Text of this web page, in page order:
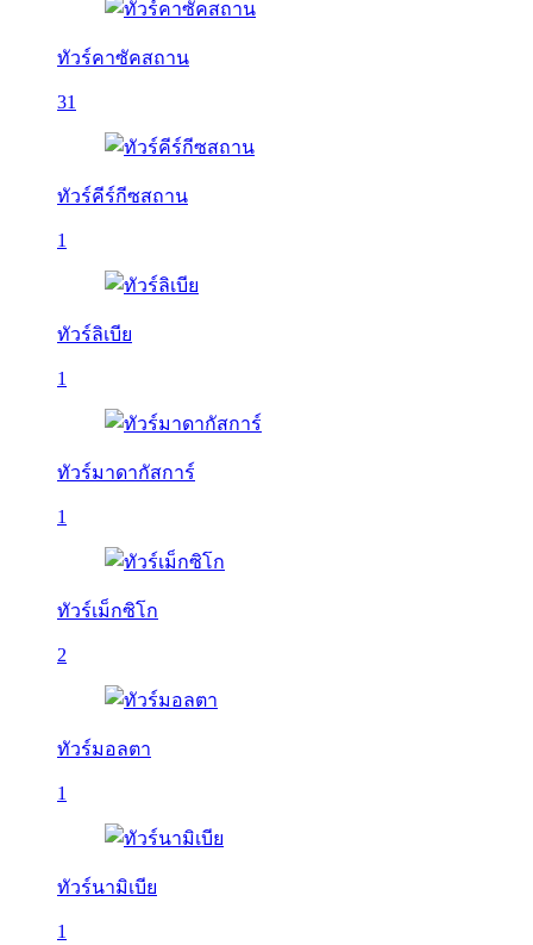
ทัวร์คาซัคสถาน
31
ทัวร์คีร์กีซสถาน
1
ทัวร์ลิเบีย
1
ทัวร์มาดากัสการ์
1
ทัวร์เม็กซิโก
2
ทัวร์มอลตา
1
ทัวร์นามิเบีย
1